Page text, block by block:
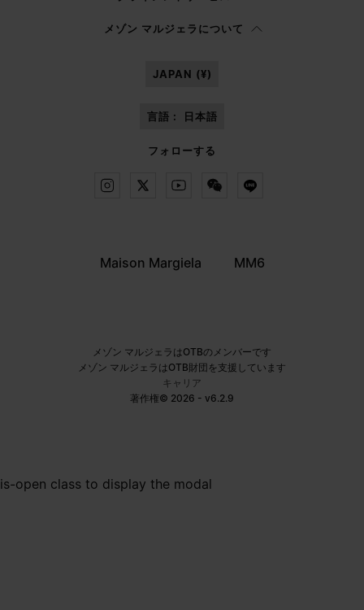
プライバシーポリシー を読み、私はマルジェラ S.A.S.U. が
の 3.1.b) 項に記載されたマーケティング*目的のために私の個人データを
メゾン マルジェラについて
JAPAN (¥)
言語 : 日本語
フォローする
Maison Margiela MM6
メゾン マルジェラはOTBのメンバーです
メゾン マルジェラはOTB財団を支援しています
キャリア
著作権© 2026 - v6.2.9
is-open class to display the modal